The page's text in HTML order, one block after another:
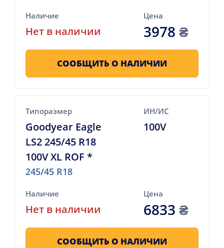
Наличие
Нет в наличии
Цена
3978₴
СООБЩИТЬ О НАЛИЧИИ
Типоразмер
Goodyear Eagle
LS2 245/45 R18
100V XL ROF *
245/45 R18
ИН/ИС
100V
Наличие
Нет в наличии
Цена
6833₴
СООБЩИТЬ О НАЛИЧИИ